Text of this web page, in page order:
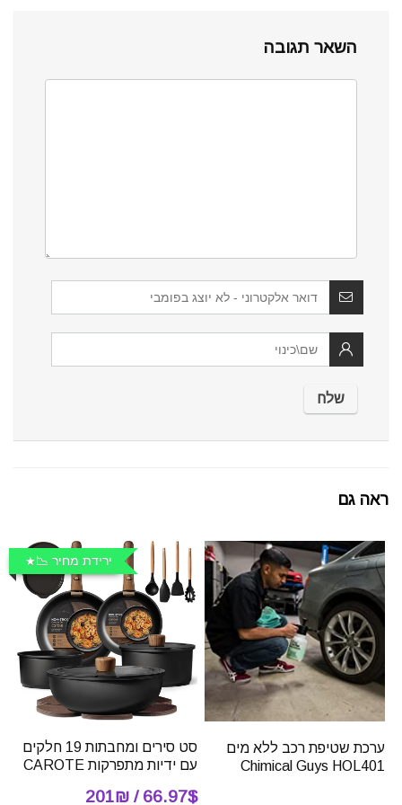
השאר תגובה
ראה גם
ערכת שטיפת רכב ללא מים
Chimical Guys HOL401
ירידת מחיר 📉
סט סירים ומחבתות 19 חלקים
עם ידיות מתפרקות CAROTE
66.97$ / 201₪